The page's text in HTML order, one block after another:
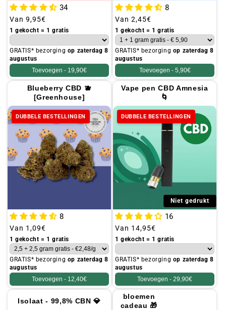
34
Gebruikelijke
prijs
Van 9,95€
1 gekocht = 1 gratis
GRATIS* bezorging op zaterdag 8
augustus
Toevoegen - 19,90€
8
Gebruikelijke
prijs
Van 2,45€
1 gekocht = 1 gratis
GRATIS* bezorging op zaterdag 8
augustus
Toevoegen - 5,90€
Blueberry CBD 🫐
[Greenhouse]
DUBBELE BESTELLINGEN
8
Gebruikelijke
prijs
Van 1,09€
1 gekocht = 1 gratis
GRATIS* bezorging op zaterdag 8
augustus
Toevoegen - 12,40€
Vape pen CBD Amnesia
🌀
DUBBELE BESTELLINGEN
Niet gedrukt
16
Gebruikelijke
prijs
Van 14,95€
1 gekocht = 1 gratis
GRATIS* bezorging op zaterdag 8
augustus
Toevoegen - 29,90€
Isolaat - 99,8% CBN 💎
25 g
bloemen
cadeau 🎁